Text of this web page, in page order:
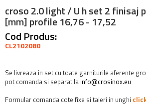
croso 2.0 light / U h set 2 finisaj
[mm] profile 16,76 - 17,52
Cod Produs:
CL2102080
Se livreaza in set cu toate garniturile aferente
pot comanda si separat la info@crosinox.eu
Formular comanda cote fixe si taieri in unghi